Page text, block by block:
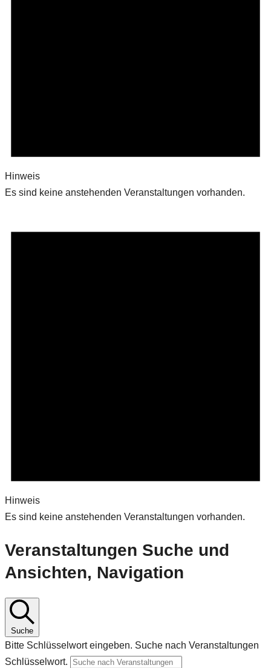
Hinweis
Es sind keine anstehenden Veranstaltungen vorhanden.
Hinweis
Es sind keine anstehenden Veranstaltungen vorhanden.
Veranstaltungen Suche und
Ansichten, Navigation
Suche
Bitte Schlüsselwort eingeben. Suche nach Veranstaltungen
Schlüsselwort.